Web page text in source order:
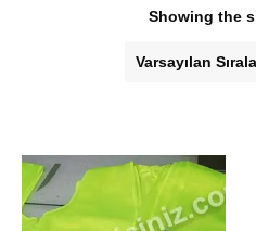
Showing the